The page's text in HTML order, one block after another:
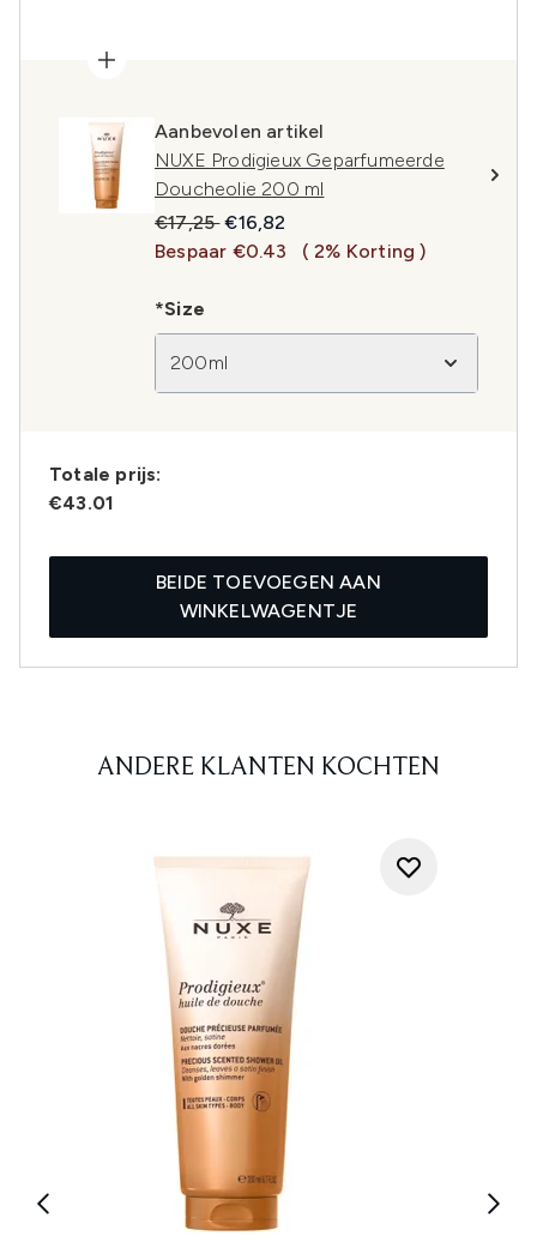
Aanbevolen artikel
NUXE Prodigieux Geparfumeerde
Doucheolie 200 ml
Recommended Retail Price:
€17,25Huidige prijs:
€16,82
Bespaar €0.43
( 2% Korting )
*Size
200ml
Totale prijs:
€43.01
BEIDE TOEVOEGEN AAN
WINKELWAGENTJE
ANDERE KLANTEN KOCHTEN